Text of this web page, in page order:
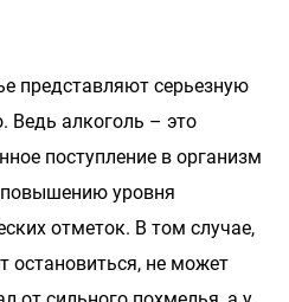
представляют серьезную
Ведь алкоголь – это
поступление в организм
повышению уровня
отметок. В том случае,
остановиться, не может